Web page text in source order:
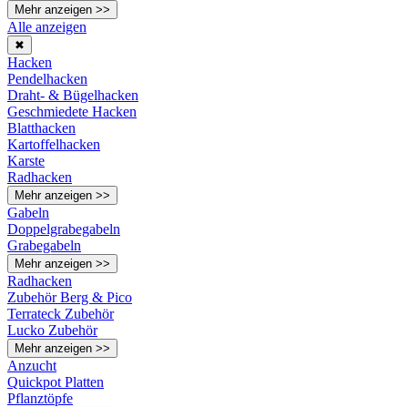
Mehr anzeigen >>
Alle anzeigen
✖
Hacken
Pendelhacken
Draht- & Bügelhacken
Geschmiedete Hacken
Blatthacken
Kartoffelhacken
Karste
Radhacken
Mehr anzeigen >>
Gabeln
Doppelgrabegabeln
Grabegabeln
Mehr anzeigen >>
Radhacken
Zubehör Berg & Pico
Terrateck Zubehör
Lucko Zubehör
Mehr anzeigen >>
Anzucht
Quickpot Platten
Pflanztöpfe